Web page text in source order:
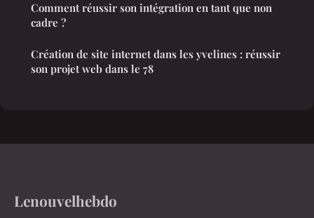
Comment réussir son intégration en tant que non
cadre ?
Création de site internet dans les yvelines : réussir
son projet web dans le 78
Lenouvelhebdo